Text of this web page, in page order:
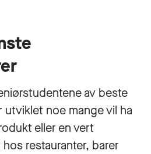
av beste
noe mange vil ha
eller en vert
restauranter, barer